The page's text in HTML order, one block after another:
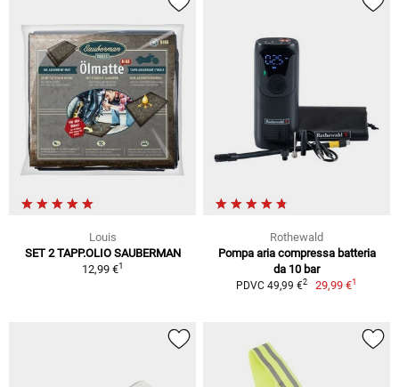
Louis
SET 2 TAPP.OLIO SAUBERMAN
12,99 €1
Rothewald
Pompa aria compressa batteria
da 10 bar
PDVC 49,99 €2 29,99 €1